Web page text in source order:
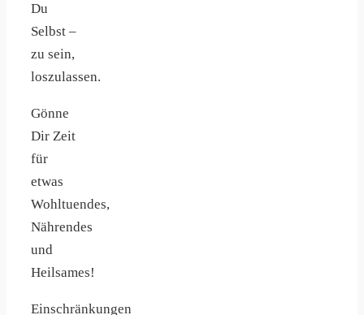
Du
Selbst –
zu sein,
loszulassen.
Gönne
Dir Zeit
für
etwas
Wohltuendes,
Nährendes
und
Heilsames!
Einschränkungen